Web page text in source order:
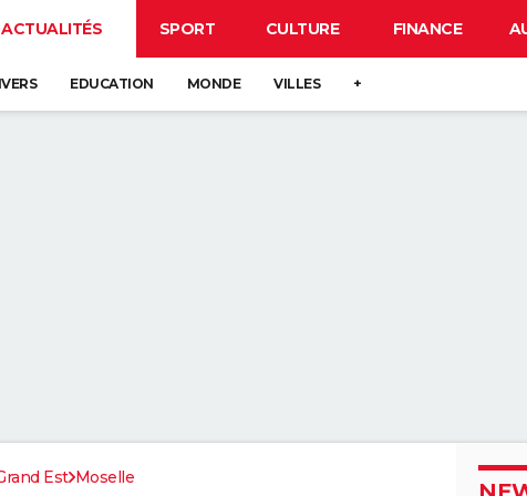
ACTUALITÉS SPORT CULTURE FINANCE
EDUCATION MONDE VILLES +
Est Moselle